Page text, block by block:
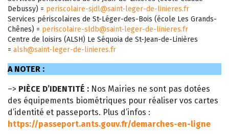
Debussy) = periscolaire-sjdl@saint-leger-de-linieres.fr
Services périscolaires de St-Léger-des-Bois (école Les Grands-
Chênes) = periscolaire-sldb@saint-leger-de-linieres.fr
Centre de loisirs (ALSH) Le Séquoia de St-Jean-de-Linières
= alsh@saint-leger-de-linieres.fr
A NOTER :
–> PIÈCE D’IDENTITÉ : Nos Mairies ne sont pas dotées
des équipements biométriques pour réaliser vos cartes
d’identité et passeports. Plus d’infos :
https://passeport.ants.gouv.fr/demarches-en-ligne